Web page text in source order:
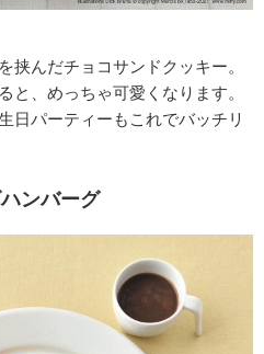
挟んだチョコサンドクッキー。
と、めっちゃ可愛くなります。
日パーティーもこれでバッチリ
ンバーグ